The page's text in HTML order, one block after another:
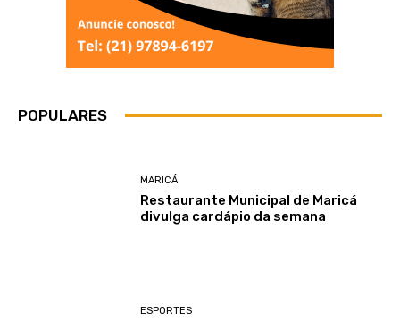
POPULARES
MARICÁ
Restaurante Municipal de Maricá
divulga cardápio da semana
ESPORTES